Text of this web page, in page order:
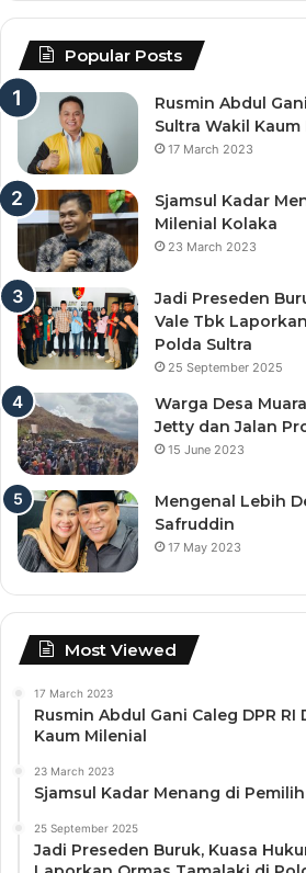
Popular Posts
Rusmin Abdul
Sultra Wakil Kaum
17 March 2023
Sjamsul Kadar
Milenial Kolaka
23 March 2023
Jadi Preseden
Vale Tbk
Polda Sultra
25 September 2025
Warga Desa
Jetty dan Jalan
15 June 2023
Mengenal Lebih
Safruddin
17 May 2023
Most Viewed
17 March 2023
Rusmin Abdul Gani Caleg DPR RI
Kaum Milenial
23 March 2023
Sjamsul Kadar Menang di
25 September 2025
Jadi Preseden Buruk, Kuasa